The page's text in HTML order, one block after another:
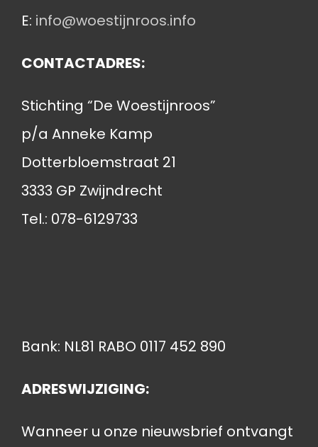
E: info@woestijnroos.info
CONTACTADRES:
Stichting “De Woestijnroos”
p/a Anneke Kamp
Dotterbloemstraat 21
3333 GP Zwijndrecht
Tel.: 078-6129733
Bank: NL81 RABO 0117 452 890
ADRESWIJZIGING:
Wanneer u onze nieuwsbrief ontvangt